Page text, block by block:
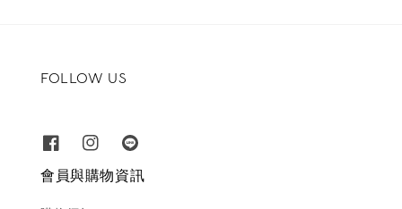
FOLLOW US
會員與購物資訊